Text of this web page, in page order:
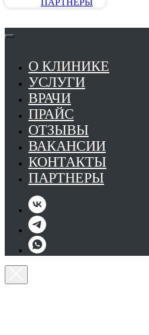
ПАРТНЕРЫ
О КЛИНИКЕ
УСЛУГИ
ВРАЧИ
ПРАЙС
ОТЗЫВЫ
ВАКАНСИИ
КОНТАКТЫ
ПАРТНЕРЫ